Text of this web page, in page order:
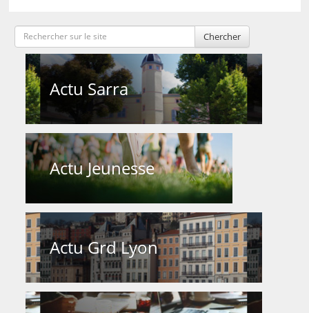
Chercher
Actu Sarra
Actu Jeunesse
Actu Grd Lyon